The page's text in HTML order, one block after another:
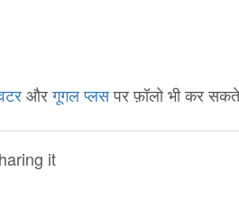
औरगूगल प्लसपर फ़ॉलो भी कर
it